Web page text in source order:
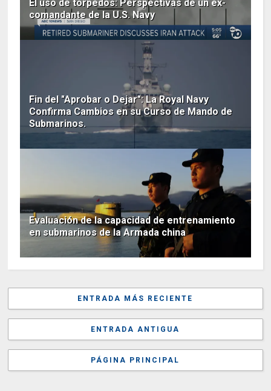
El uso de torpedos: Perspectivas de un ex-
comandante de la U.S. Navy
Fin del "Aprobar o Dejar": La Royal Navy
Confirma Cambios en su Curso de Mando de
Submarinos.
Evaluación de la capacidad de entrenamiento
en submarinos de la Armada china
ENTRADA MÁS RECIENTE
ENTRADA ANTIGUA
PÁGINA PRINCIPAL